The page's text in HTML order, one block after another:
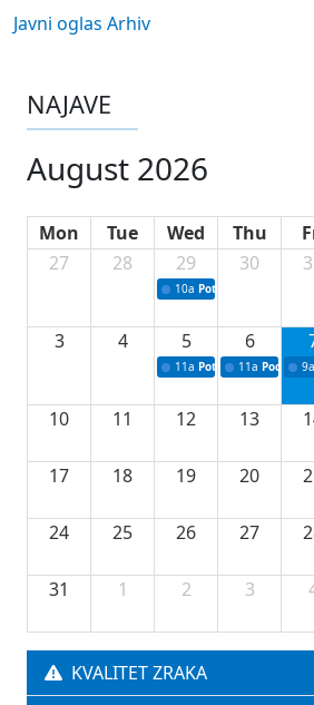
Javni oglas Arhiv
NAJAVE
August 2026
Mon Tue Wed Thu
27
28 29
10a Potpisivanje
30
3 4 5
11a Potpisivanje
6
11a Podrška9a
10 11 12 13
17 18 19 20
24 25 26 27
31 1 2 3
KVALITET ZRAKA